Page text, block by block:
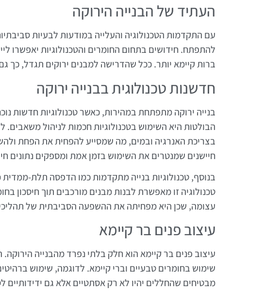
העתיד של הבנייה הירוקה
עם התקדמות הטכנולוגיה והעלייה במודעות לבעיות
להתפתח. חידושים בתחום החומרים והטכנולוגיות יאפשרו
ברות קיימא יותר. ככל שהדרישה למבנים ירוקים תגדל, כך גם
חדשנות טכנולוגית בבנייה ירוקה
בנייה ירוקה מתפתחת במהירות, כאשר טכנולוגיות חדשות
הבולטות היא השימוש בטכנולוגיות חכמות לניהול משאבים.
בצריכת האנרגיה ובמים, מה שמסייע להפחית את הפחת
חיישנים שמנטרים את השימוש בזמן אמת ומספקים נתונים
בנוסף, טכנולוגיות בנייה מתקדמות כמו הדפסה תלת-ממדית
טכנולוגיה זו מאפשרת לבנות מבנים מורכבים תוך חיסכון
עצומה, שכן היא מפחיתה את ההשפעה הסביבתית של תהליכי
עיצוב פנים בר קיימא
עיצוב פנים בר קיימא הוא חלק בלתי נפרד מהבנייה
שימוש בחומרים טבעיים וברי קיימא. לדוגמה, שימוש
מבטיחים שהחללים יהיו לא רק אסתטיים אלא גם ידידותיים